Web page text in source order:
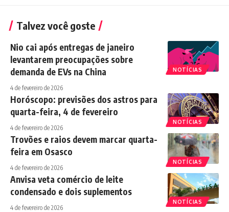
Talvez você goste
NOTÍCIAS
Nio cai após entregas de janeiro
levantarem preocupações sobre
demanda de EVs na China
4 de fevereiro de 2026
NOTÍCIAS
Horóscopo: previsões dos astros para
quarta-feira, 4 de fevereiro
4 de fevereiro de 2026
NOTÍCIAS
Trovões e raios devem marcar quarta-
feira em Osasco
4 de fevereiro de 2026
NOTÍCIAS
Anvisa veta comércio de leite
condensado e dois suplementos
4 de fevereiro de 2026